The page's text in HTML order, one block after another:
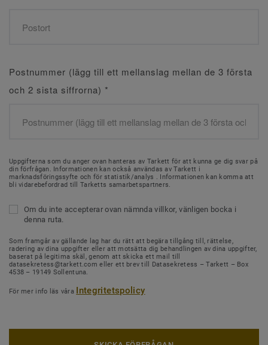
Postnummer (lägg till ett mellanslag mellan de 3 första
och 2 sista siffrorna) *
Uppgifterna som du anger ovan hanteras av Tarkett för att kunna ge dig svar på
din förfrågan. Informationen kan också användas av Tarkett i
marknadsföringssyfte och för statistik/analys . Informationen kan komma att
bli vidarebefordrad till Tarketts samarbetspartners.
Om du inte accepterar ovan nämnda villkor, vänligen bocka i
denna ruta.
Som framgår av gällande lag har du rätt att begära tillgång till, rättelse,
radering av dina uppgifter eller att motsätta dig behandlingen av dina uppgifter,
baserat på legitima skäl, genom att skicka ett mail till
datasekretess@tarkett.com eller ett brev till Datasekretess – Tarkett – Box
4538 – 19149 Sollentuna.
För mer info läs våra Integritetspolicy